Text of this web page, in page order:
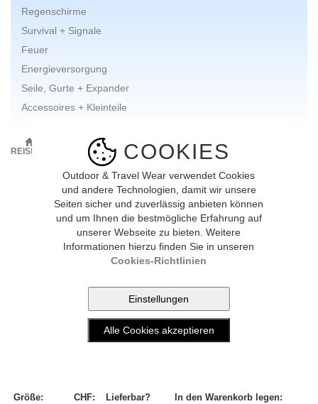
COOKIES
Outdoor & Travel Wear verwendet Cookies
und andere Technologien, damit wir unsere
Seiten sicher und zuverlässig anbieten können
und um Ihnen die bestmögliche Erfahrung auf
unserer Webseite zu bieten. Weitere
Informationen hierzu finden Sie in unseren
Cookies-Richtlinien
Regenschirme
Survival + Signale
Feuer
Energieversorgung
Seile, Gurte + Expander
Accessoires + Kleinteile
ONLINE-SHOP AUSRÜSTUNG
REISEARTIKEL
REISENECESSAIRES
Bild vergrössern
Größe: CHF: Lieferbar?
In den Warenkorb legen: